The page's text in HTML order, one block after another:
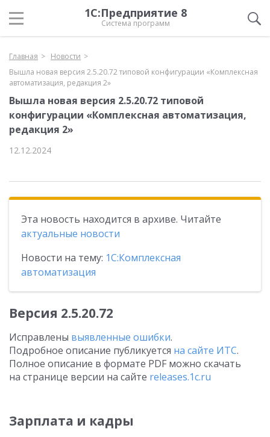
1С:Предприятие 8
Система программ
Главная
Новости
Вышла новая версия 2.5.20.72 типовой конфигурации «Комплексная
автоматизация, редакция 2»
Вышла новая версия 2.5.20.72 типовой
конфигурации «Комплексная автоматизация,
редакция 2»
12.12.2024
Эта новость находится в архиве. Читайте
актуальные новости
Новости на тему: 1С:Комплексная
автоматизация
Версия 2.5.20.72
Исправлены выявленные ошибки.
Подробное описание публикуется на сайте ИТС.
Полное описание в формате PDF можно скачать
на странице версии на сайте releases.1c.ru
Зарплата и кадры